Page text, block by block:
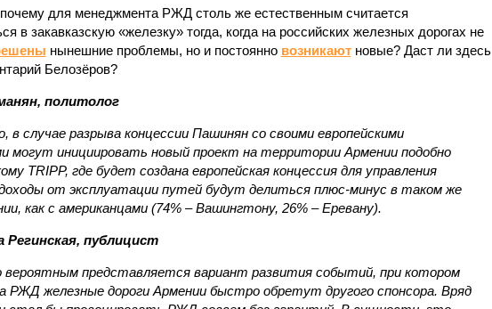
для менеджмента РЖД столь же естественным считается
в закавказскую «железку» тогда, когда на российских железных дорогах не
нынешние проблемы, но и постоянно возникаютновые? Даст ли здесь
Белозёров?
политолог
в случае разрыва концессии Пашинян со своими европейскими
могут инициировать новый проект на территории Армении подобно
TRIPP, где будет создана европейская концессия для управления
от эксплуатации путей будут делиться плюс-минус в таком же
как с американцами (74% – Вашингтону, 26% – Еревану).
Регинская, публицист
вероятным представляется вариант развития событий, при котором
РЖД железные дороги Армении быстро обретут другого спонсора. Вряд